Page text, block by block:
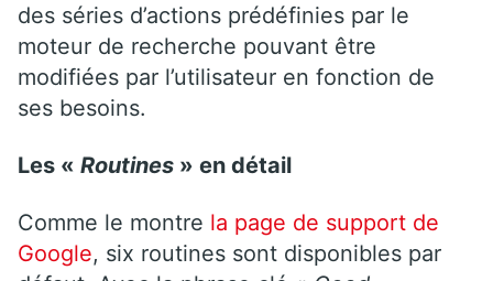
des séries d’actions prédéfinies par le
moteur de recherche pouvant être
modifiées par l’utilisateur en fonction de
ses besoins.
Les « Routines » en détail
Comme le montre la page de support de
Google, six routines sont disponibles par